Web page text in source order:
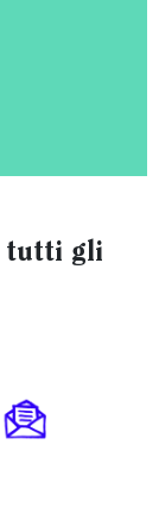
tutti gli